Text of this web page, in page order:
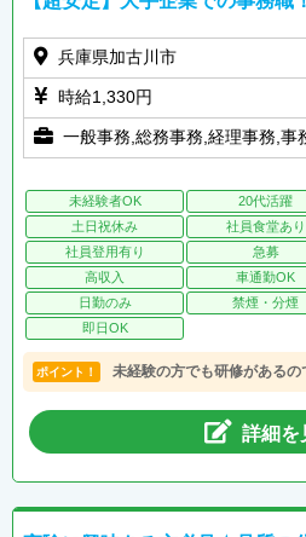
兵庫県加古川市
時給1,330円
一般事務,総務事務,経理事務,事
未経験者OK 20代活躍
土日祝休み
社員食堂あり
社員登用有り
急募
高収入
車通勤OK
日勤のみ
禁煙・分煙
即日OK
ポイント！ 未経験の方でも研修があるの
詳細を